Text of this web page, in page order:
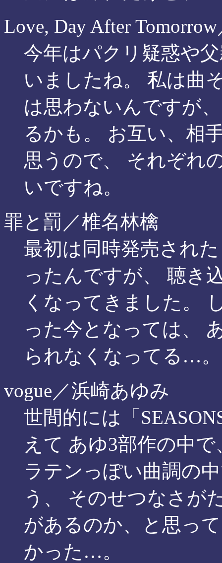
Love, Day After
今年はパクリ疑惑や
いましたね。 私は曲
は思わないんですが
るかも。 お互い、相
思うので、 それぞれ
いですね。
罪と罰／椎名林檎
最初は同時発売され
ったんですが、 聴き
くなってきました。
った今となっては、
られなくなってる…。
vogue／浜崎あゆみ
世間的には「
えて あゆ3部作の中
ラテンっぽい曲調の
う、 そのせつなさが
があるのか、と思っ
かった…。